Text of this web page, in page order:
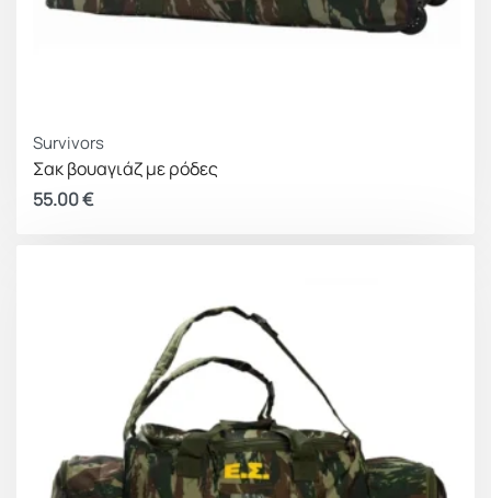
Material
100% Nylon
Survivors
Σακ βουαγιάζ με ρόδες
55.00€